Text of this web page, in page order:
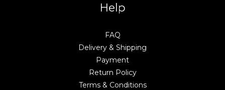
Help
FAQ
Delivery & Shipping
Payment
Return Policy
Terms & Conditions